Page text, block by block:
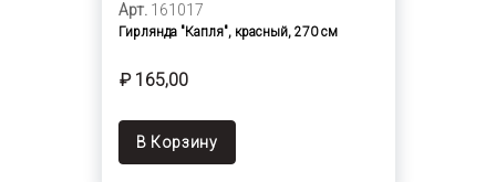
Арт. 161017
Гирлянда "Капля", красный, 270 см
₽ 165,00
В Корзину